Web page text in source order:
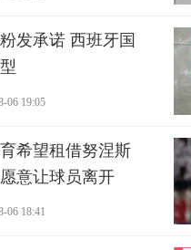
发承诺 西班牙国
06 19:05
希望租借努涅斯
意让球员离开
06 18:41